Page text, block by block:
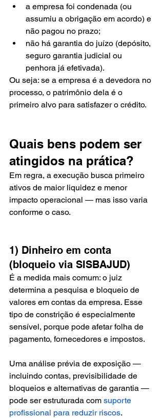
a empresa foi condenada (ou
assumiu a obrigação em acordo) e
não pagou no prazo;
não há garantia do juízo (depósito,
seguro garantia judicial ou
penhora já efetivada).
Ou seja: se a empresa é a devedora no
processo, o patrimônio dela é o
primeiro alvo para satisfazer o crédito.
Quais bens podem ser
atingidos na prática?
Em regra, a execução busca primeiro
ativos de maior liquidez e menor
impacto operacional — mas isso varia
conforme o caso.
1) Dinheiro em conta
(bloqueio via SISBAJUD)
É a medida mais comum: o juiz
determina a pesquisa e bloqueio de
valores em contas da empresa. Esse
tipo de constrição é especialmente
sensível, porque pode afetar folha de
pagamento, fornecedores e impostos.
Uma análise prévia de exposição —
incluindo contas, previsibilidade de
bloqueios e alternativas de garantia —
pode ser estruturada com suporte
profissional para reduzir riscos.